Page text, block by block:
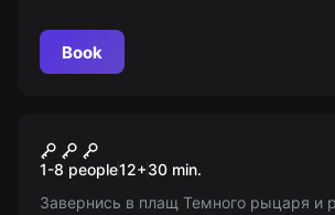
Book
Batman: Arkham
1-8 people12+30 min.
Завернись в плащ Темного рыцаря и